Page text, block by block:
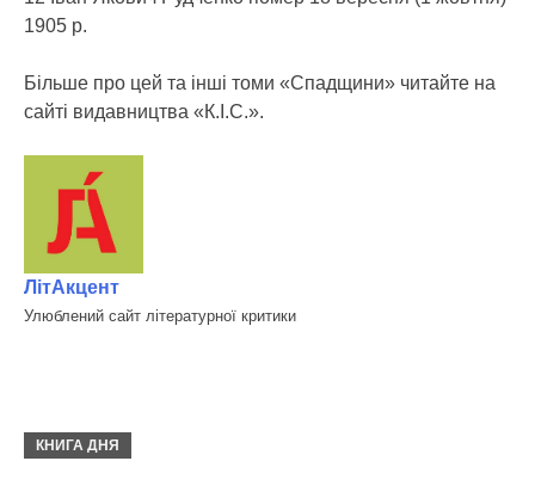
1905 р.
Більше про цей та інші томи «Спадщини» читайте на
сайті видавництва «К.І.С.».
ЛітАкцент
Улюблений сайт літературної критики
КНИГА ДНЯ